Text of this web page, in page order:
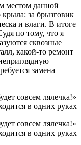
местом данной
крыла: за брызговик
и влаги. В итоге
по тому, что я
сквозные
какой-то ремонт
замена